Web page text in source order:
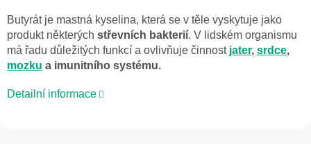
Butyrát je mastná kyselina, která se v těle vyskytuje jako
produkt některých střevních bakterií. V lidském organismu
má řadu důležitých funkcí a ovlivňuje činnost jater, srdce,
mozku a imunitního systému.
Detailní informace